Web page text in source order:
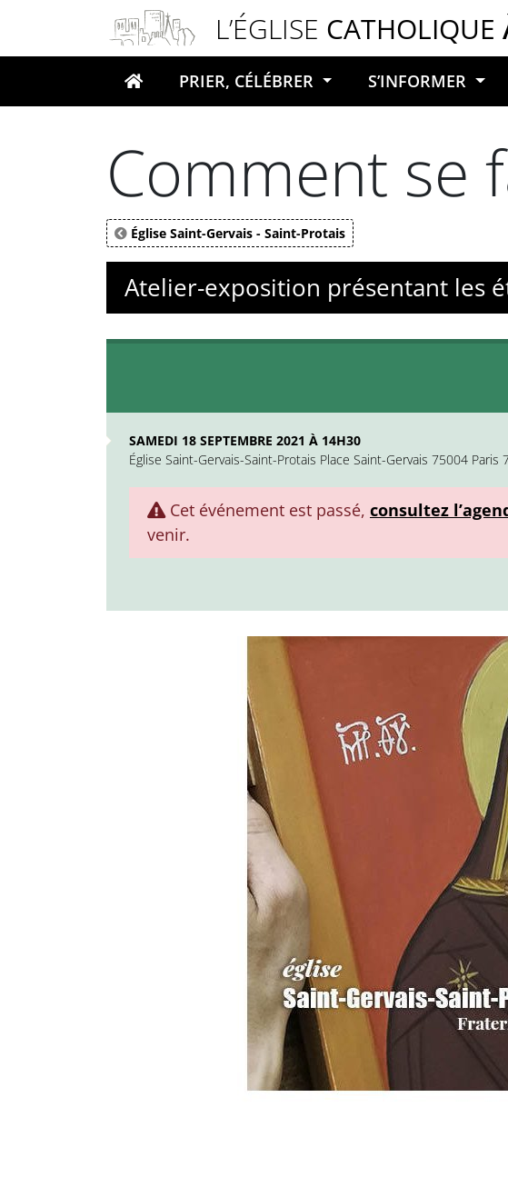
L’ÉGLISE CATHOLIQUE
Votre recherche
PRIER, CÉLÉBRER S’INFORMER
Comment se
Église Saint-Gervais - Saint-Protais
Atelier-exposition présentant les
SAMEDI 18 SEPTEMBRE 2021 À 14H30
Église Saint-Gervais-Saint-Protais Place Saint-Gervais 75004 Paris
Cet événement est passé, consultez
venir.
Panneau de gestion des cookies